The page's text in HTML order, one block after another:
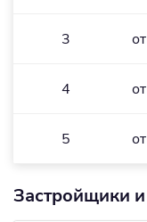
3
4
5
Застройщики